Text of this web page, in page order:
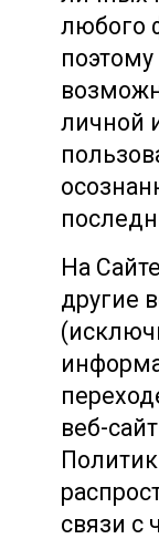
любого
личной
На
другие
веб-
связи с